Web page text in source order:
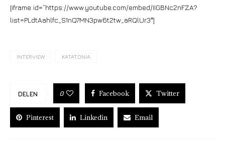
[iframe id=”https://www.youtube.com/embed/IIGBNc2nFZA?
list=PLdtAahlfc_S1nQ7MN3pw6t2tw_aRQlUr3″]
INTERVIEW KATATONIA
DELEN 0 Facebook Twitter
Pinterest Linkedin Email